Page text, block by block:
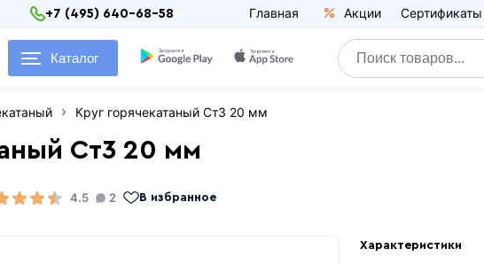
+7 (495) 640-68-58 Главная Акции Сертификаты
Каталог
Круг горячекатаный Ст3 20 мм
Ст3 20 мм
4.5 2 В избранное
Характеристики